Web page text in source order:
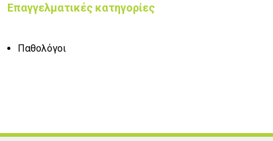
Επαγγελματικές κατηγορίες
Παθολόγοι